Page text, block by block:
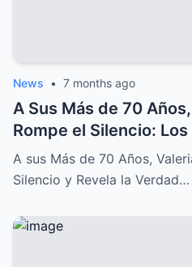
News • 7 months ago
A Sus Más de 70
Rompe el Silencio:
Sufrimientos de su
A sus Más de 70 Años,
Silencio y Revela la Verdad…